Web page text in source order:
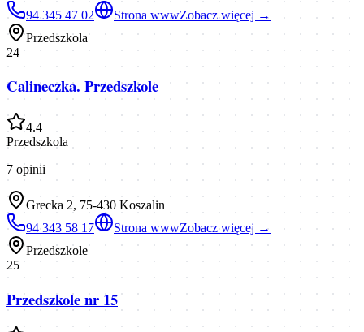
94 345 47 02
Strona wwwZobacz więcej →
Przedszkola
24
Calineczka. Przedszkole
4.4
Przedszkola
7 opinii
Grecka 2, 75-430 Koszalin
94 343 58 17
Strona wwwZobacz więcej →
Przedszkole
25
Przedszkole nr 15